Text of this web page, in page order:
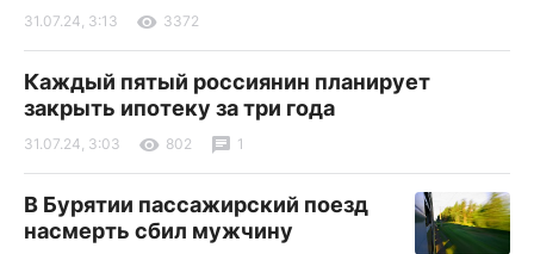
31.07.24, 3:13 3372
Каждый пятый россиянин планирует
закрыть ипотеку за три года
31.07.24, 3:03 802 1
В Бурятии пассажирский поезд
насмерть сбил мужчину